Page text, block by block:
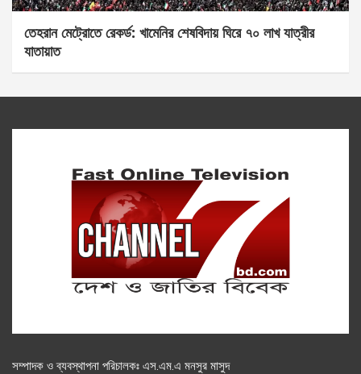
তেহরান মেট্রোতে রেকর্ড: খামেনির শেষবিদায় ঘিরে ৭০ লাখ যাত্রীর
যাতায়াত
সম্পাদক ও ব্যবস্থাপনা পরিচালকঃ এস.এম.এ মনসুর মাসুদ